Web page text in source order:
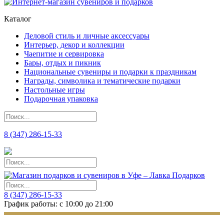
Каталог
Деловой стиль и личные аксессуары
Интерьер, декор и коллекции
Чаепитие и сервировка
Бары, отдых и пикник
Национальные сувениры и подарки к праздникам
Награды, символика и тематические подарки
Настольные игры
Подарочная упаковка
8 (347) 286-15-33
8 (347) 286-15-33
График работы: с 10:00 до 21:00